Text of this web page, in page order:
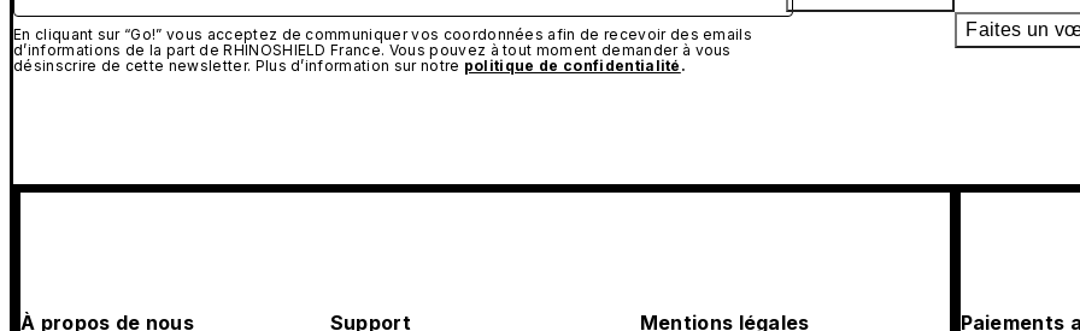
En cliquant sur “Go!” vous acceptez de communiquer vos coordonnées afin de recevoir des emails
d’informations de la part de RHINOSHIELD France. Vous pouvez à tout moment demander à vous
désinscrire de cette newsletter. Plus d’information sur notre politique de confidentialité .
Faites un
À propos de nous Support Mentions légales Paiements